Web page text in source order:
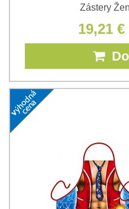
Zástery
19,21 €
Do